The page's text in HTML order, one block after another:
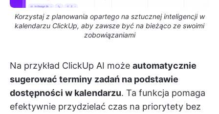
Korzystaj z planowania opartego na sztucznej inteligencji w
kalendarzu ClickUp, aby zawsze być na bieżąco ze swoimi
zobowiązaniami
Na przykład ClickUp AI może automatycznie
sugerować terminy zadań na podstawie
dostępności w kalendarzu. Ta funkcja pomaga
efektywnie przydzielać czas na priorytety bez